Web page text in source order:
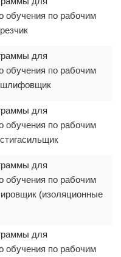
обучения по рабочим
для
обучения по рабочим
для
обучения по рабочим
для
обучения по рабочим
(изоляционные
для
обучения по рабочим